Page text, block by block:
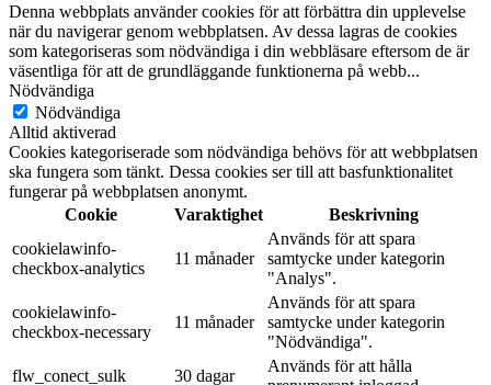
Denna webbplats använder cookies för att förbättra din upplevelse
när du navigerar genom webbplatsen. Av dessa lagras de cookies
som kategoriseras som nödvändiga i din webbläsare eftersom de är
väsentliga för att de grundläggande funktionerna på webb...
Nödvändiga
Nödvändiga
Alltid aktiverad
Cookies kategoriserade som nödvändiga behövs för att webbplatsen
ska fungera som tänkt. Dessa cookies ser till att basfunktionalitet
fungerar på webbplatsen anonymt.
Cookie
Varaktighet
Beskrivning
cookielawinfo-
checkbox-analytics
11 månader
Används för att spara
samtycke under kategorin
"Analys".
cookielawinfo-
checkbox-necessary
11 månader
Används för att spara
samtycke under kategorin
"Nödvändiga".
flw_conect_sulk
30 dagar
Används för att hålla